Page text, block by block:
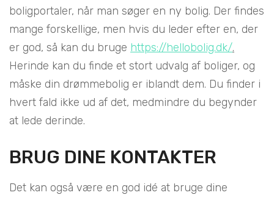
boligportaler, når man søger en ny bolig. Der findes
mange forskellige, men hvis du leder efter en, der
er god, så kan du bruge https://hellobolig.dk/.
Herinde kan du finde et stort udvalg af boliger, og
måske din drømmebolig er iblandt dem. Du finder i
hvert fald ikke ud af det, medmindre du begynder
at lede derinde.
BRUG DINE KONTAKTER
Det kan også være en god idé at bruge dine